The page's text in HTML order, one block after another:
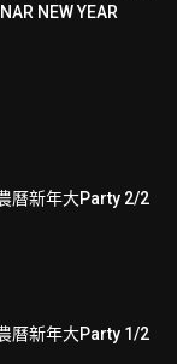
NEW YEAR
曆新年大Party 2/2
曆新年大Party 1/2